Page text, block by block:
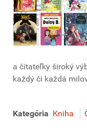
a čitateľky široký
každý či každá
Kategória Kniha